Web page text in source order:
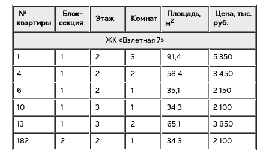
№
квартиры
Блок-
секция
Этаж Комнат
Площадь,
м2
Цена, тыс.
руб.
ЖК «Взлетная 7»
1
1 2 3 91,4
5 350
4
1 2 2 58,4
3 450
6
1 2 1 35,1
2 150
10
1 3 1 34,3
2 100
13
1 3 2 65,1
3 850
182
2 2 1 34,3
2 100